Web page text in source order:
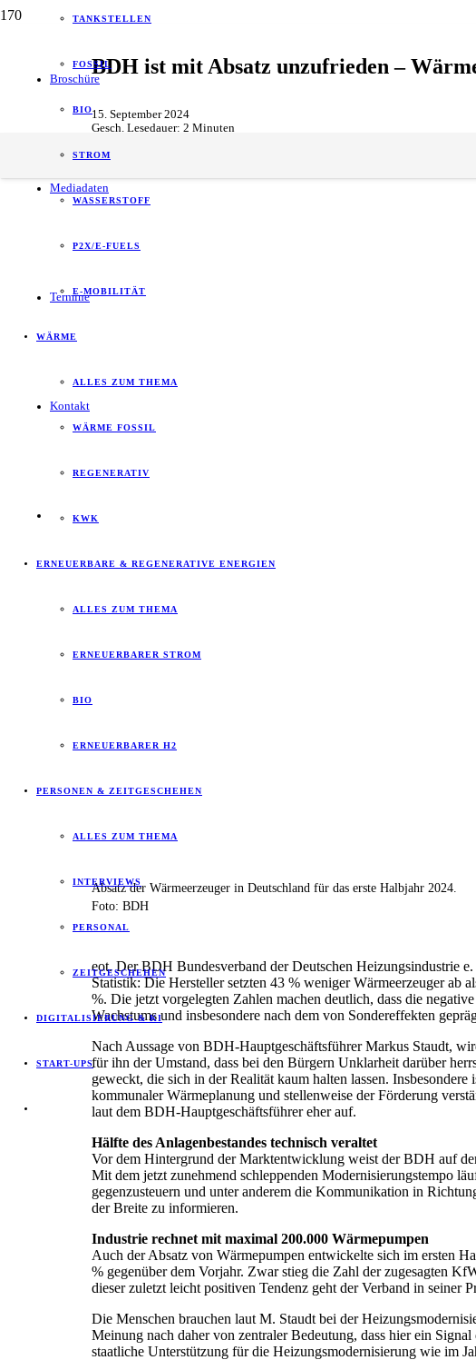
Broschüre
Mediadaten
Termine
Kontakt
TANKSTELLEN
FOSSIL
BIO
STROM
WASSERSTOFF
P2X/E-FUELS
E-MOBILITÄT
WÄRME
ALLES ZUM THEMA
WÄRME FOSSIL
REGENERATIV
KWK
ERNEUERBARE & REGENERATIVE ENERGIEN
ALLES ZUM THEMA
ERNEUERBARER STROM
BIO
ERNEUERBARER H2
PERSONEN & ZEITGESCHEHEN
ALLES ZUM THEMA
INTERVIEWS
PERSONAL
ZEITGESCHEHEN
DIGITALISIERUNG & KI
START-UPS
BDH ist mit Absatz unzufrieden –
15. September 2024
Gesch. Lesedauer: 2 Minuten
Absatz der Wärmeerzeuger in Deutschland für das erste Halbjahr 2024.
Foto: BDH
eot. Der BDH Bundesverband der Deutschen Heizungsindustrie
Statistik: Die Hersteller setzten 43 % weniger Wärmeerzeuger ab
%. Die jetzt vorgelegten Zahlen machen deutlich, dass die
Wachstums und insbesondere nach dem von Sondereffekten
Nach Aussage von BDH-Hauptgeschäftsführer Markus Staudt,
für ihn der Umstand, dass bei den Bürgern Unklarheit darüber
geweckt, die sich in der Realität kaum halten lassen.
kommunaler Wärmeplanung und stellenweise der Förderung
laut dem BDH-Hauptgeschäftsführer eher auf.
Hälfte des Anlagenbestandes technisch veraltet
Vor dem Hintergrund der Marktentwicklung weist der BDH auf
Mit dem jetzt zunehmend schleppenden Modernisierungstempo
gegenzusteuern und unter anderem die Kommunikation in
der Breite zu informieren.
Industrie rechnet mit maximal 200.000 Wärmepumpen
Auch der Absatz von Wärmepumpen entwickelte sich im ersten
% gegenüber dem Vorjahr. Zwar stieg die Zahl der zugesagten
dieser zuletzt leicht positiven Tendenz geht der Verband in seiner
Die Menschen brauchen laut M. Staudt bei der
Meinung nach daher von zentraler Bedeutung, dass hier ein
staatliche Unterstützung für die Heizungsmodernisierung wie im